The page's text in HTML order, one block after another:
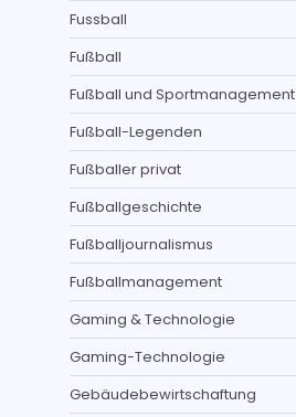
Fussball
Fußball
Fußball und Sportmanagement
Fußball-Legenden
Fußballer privat
Fußballgeschichte
Fußballjournalismus
Fußballmanagement
Gaming & Technologie
Gaming-Technologie
Gebäudebewirtschaftung